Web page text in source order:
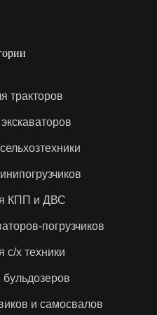
подбор нужных
товаров различными
и оптовом заказе.
удобными
для складской
можно, оставив
по одному из телефонов:
тракторов
КПП и ДВС
погрузчиков
с/х техники
и самосвалов